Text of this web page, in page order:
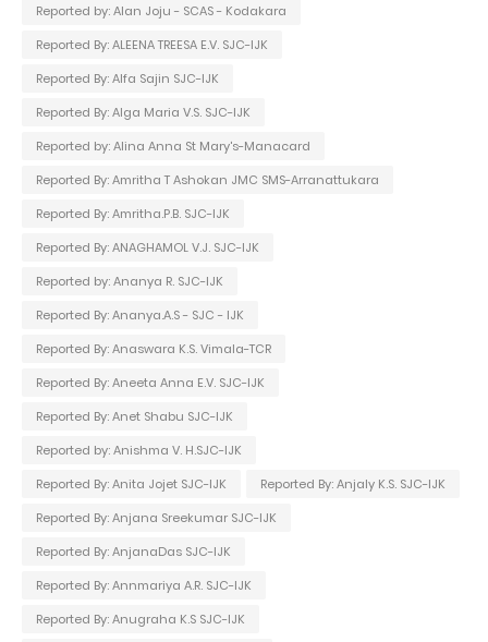
Reported by: Alan Joju - SCAS - Kodakara
Reported By: ALEENA TREESA E.V. SJC-IJK
Reported By: Alfa Sajin SJC-IJK
Reported By: Alga Maria V.S. SJC-IJK
Reported by: Alina Anna St Mary's-Manacard
Reported By: Amritha T Ashokan JMC SMS-Arranattukara
Reported By: Amritha.P.B. SJC-IJK
Reported By: ANAGHAMOL V.J. SJC-IJK
Reported by: Ananya R. SJC-IJK
Reported By: Ananya.A.S - SJC - IJK
Reported By: Anaswara K.S. Vimala-TCR
Reported By: Aneeta Anna E.V. SJC-IJK
Reported By: Anet Shabu SJC-IJK
Reported by: Anishma V. H.SJC-IJK
Reported By: Anita Jojet SJC-IJK
Reported By: Anjaly K.S. SJC-IJK
Reported By: Anjana Sreekumar SJC-IJK
Reported By: AnjanaDas SJC-IJK
Reported By: Annmariya A.R. SJC-IJK
Reported By: Anugraha K.S SJC-IJK